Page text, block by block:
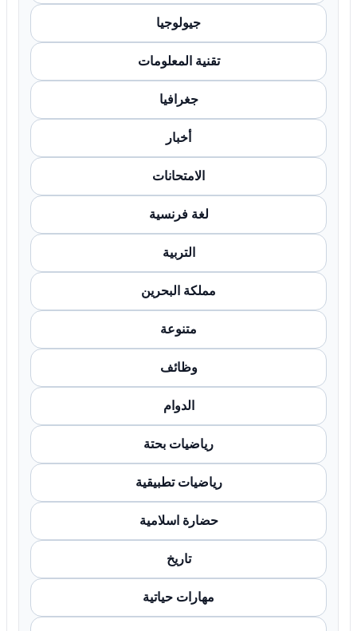
جيولوجيا
تقنية المعلومات
جغرافيا
أخبار
الامتحانات
لغة فرنسية
التربية
مملكة البحرين
متنوعة
وظائف
الدوام
رياضيات بحتة
رياضيات تطبيقية
حضارة اسلامية
تاريخ
مهارات حياتية